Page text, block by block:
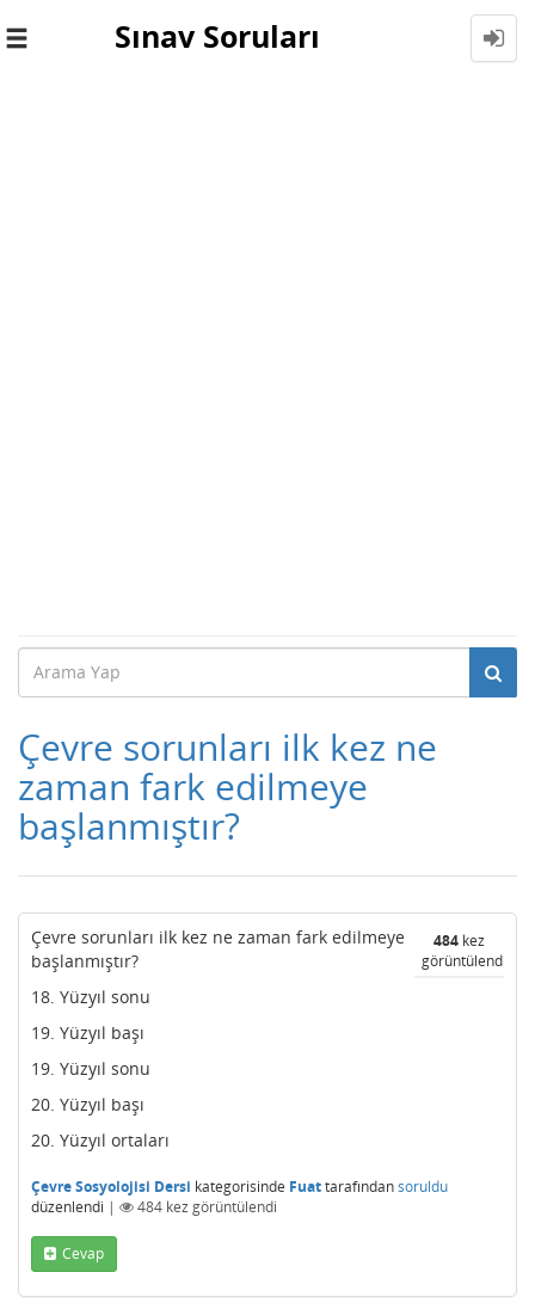
Toggle
Sınav Soruları
Çevre sorunları ilk kez ne
zaman fark edilmeye
başlanmıştır?
484 kez
görüntülendi
Çevre sorunları ilk kez ne zaman fark edilmeye
başlanmıştır?
18. Yüzyıl sonu
19. Yüzyıl başı
19. Yüzyıl sonu
20. Yüzyıl başı
20. Yüzyıl ortaları
Çevre Sosyolojisi Dersi kategorisinde Fuattarafındansoruldu
düzenlendi | 484 kez görüntülendi
Cevap